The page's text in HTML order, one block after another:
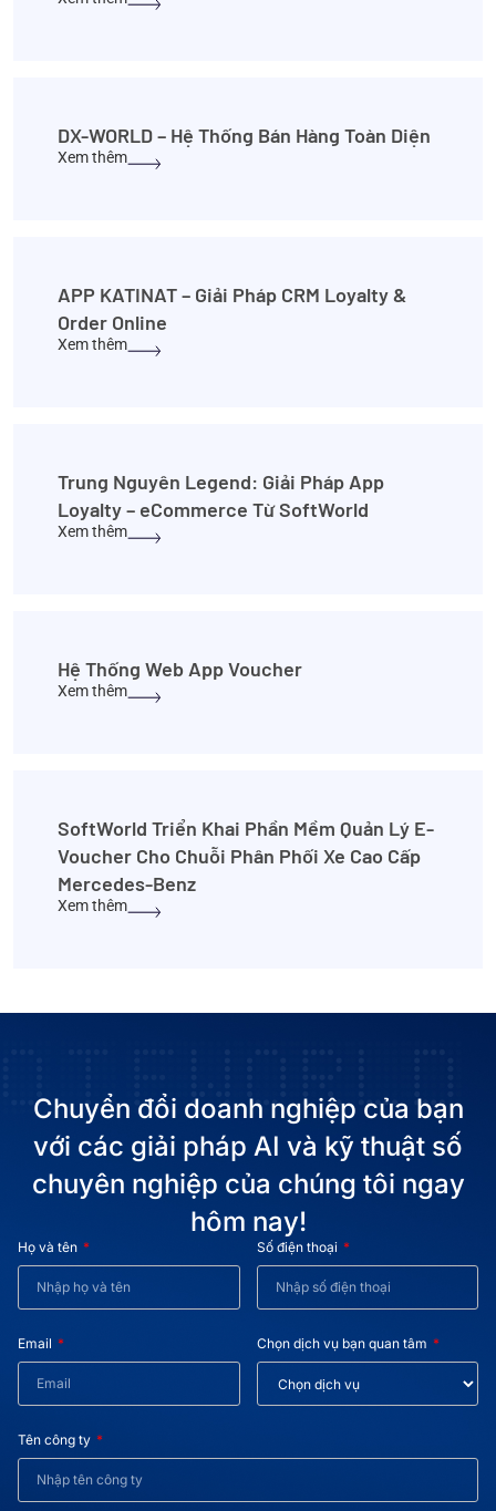
DX-WORLD – Hệ Thống Bán Hàng Toàn Diện
Xem thêm
APP KATINAT – Giải Pháp CRM Loyalty &
Order Online
Xem thêm
Trung Nguyên Legend: Giải Pháp App
Loyalty – eCommerce Từ SoftWorld
Xem thêm
Hệ Thống Web App Voucher
Xem thêm
SoftWorld Triển Khai Phần Mềm Quản Lý E-
Voucher Cho Chuỗi Phân Phối Xe Cao Cấp
Mercedes-Benz
Xem thêm
Chuyển đổi doanh nghiệp của bạn
với các giải pháp AI và kỹ thuật số
chuyên nghiệp của chúng tôi ngay
hôm nay!
Họ và tên Số điện thoại
Email Chọn dịch vụ bạn quan tâm
Tên công ty